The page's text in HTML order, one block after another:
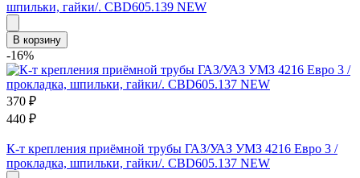
шпильки, гайки/. CBD605.139 NEW
В корзину
-16%
370 ₽
440 ₽
К-т крепления приёмной трубы ГАЗ/УАЗ УМЗ 4216 Евро 3 /
прокладка, шпильки, гайки/. CBD605.137 NEW